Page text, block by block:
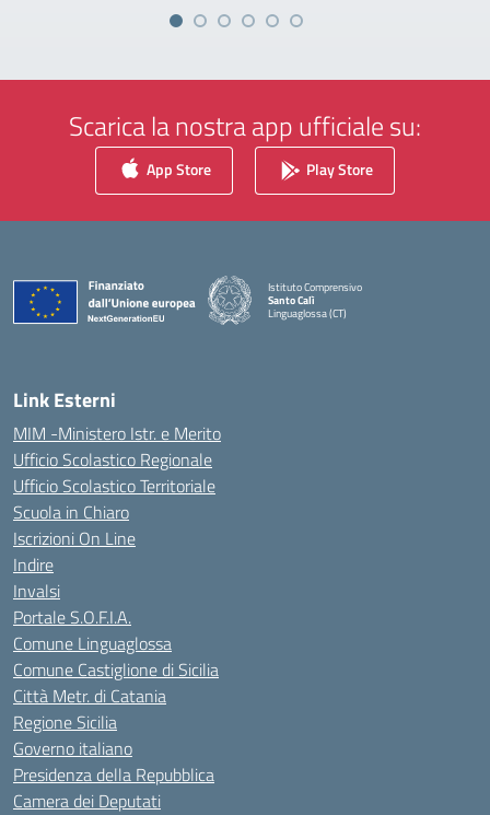
Scarica la nostra app ufficiale su:
App Store Play Store
Istituto Comprensivo
Santo Calì
Linguaglossa (CT)
— Visita la pagina iniziale della scuola
Link Esterni
MIM -Ministero Istr. e Merito
Ufficio Scolastico Regionale
Ufficio Scolastico Territoriale
Scuola in Chiaro
Iscrizioni On Line
Indire
Invalsi
Portale S.O.F.I.A.
Comune Linguaglossa
Comune Castiglione di Sicilia
Città Metr. di Catania
Regione Sicilia
Governo italiano
Presidenza della Repubblica
Camera dei Deputati